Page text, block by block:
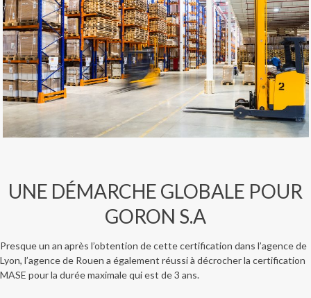
UNE DÉMARCHE GLOBALE POUR
GORON S.A
Presque un an après l’obtention de cette certification dans l’agence de
Lyon, l’agence de Rouen a également réussi à décrocher la certification
MASE pour la durée maximale qui est de 3 ans.